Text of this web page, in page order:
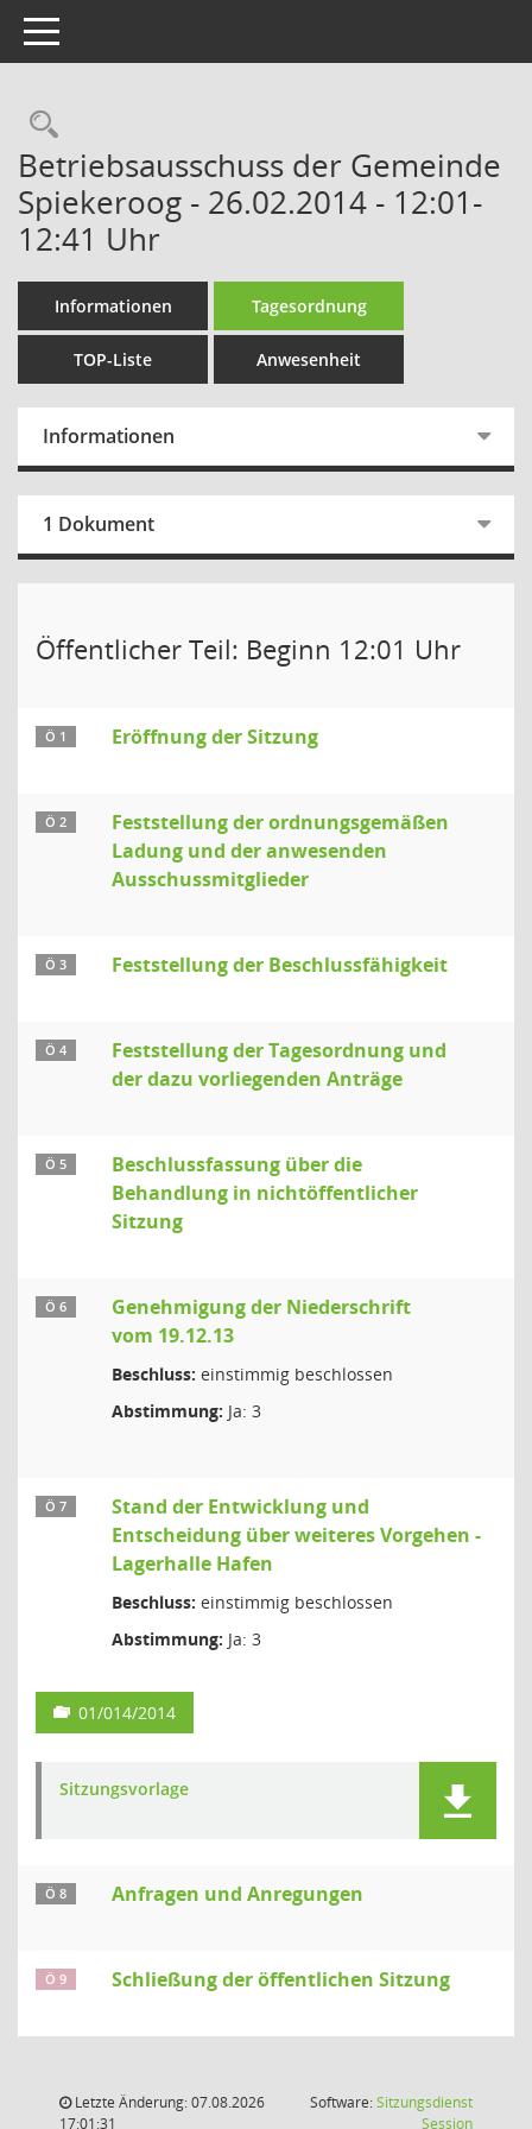
Toggle navigation
Rechercheauswahl
Betriebsausschuss der Gemeinde
Spiekeroog - 26.02.2014 - 12:01-
12:41 Uhr
Informationen Tagesordnung
TOP-Liste Anwesenheit
Informationen
1 Dokument
Öffentlicher Teil: Beginn 12:01 Uhr
Ö 1 Eröffnung der Sitzung
Ö 2
Feststellung der ordnungsgemäßen
Ladung und der anwesenden
Ausschussmitglieder
Ö 3 Feststellung der Beschlussfähigkeit
Ö 4
Feststellung der Tagesordnung und
der dazu vorliegenden Anträge
Ö 5
Beschlussfassung über die
Behandlung in nichtöffentlicher
Sitzung
Ö 6
Genehmigung der Niederschrift
vom 19.12.13
Beschluss: einstimmig beschlossen
Abstimmung: Ja: 3
Ö 7
Stand der Entwicklung und
Entscheidung über weiteres Vorgehen -
Lagerhalle Hafen
Beschluss: einstimmig beschlossen
Abstimmung: Ja: 3
01/014/2014
Sitzungsvorlage
Ö 8 Anfragen und Anregungen
Ö 9 Schließung der öffentlichen Sitzung
Letzte Änderung: 07.08.2026
17:01:31
Software:Sitzungsdienst
Session(Wird in